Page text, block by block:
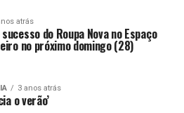
atrás
do Roupa Nova no Espaço
no próximo domingo (28)
3 anos atrás
o verão’